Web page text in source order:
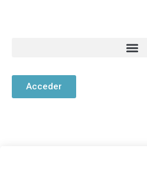
Acceder